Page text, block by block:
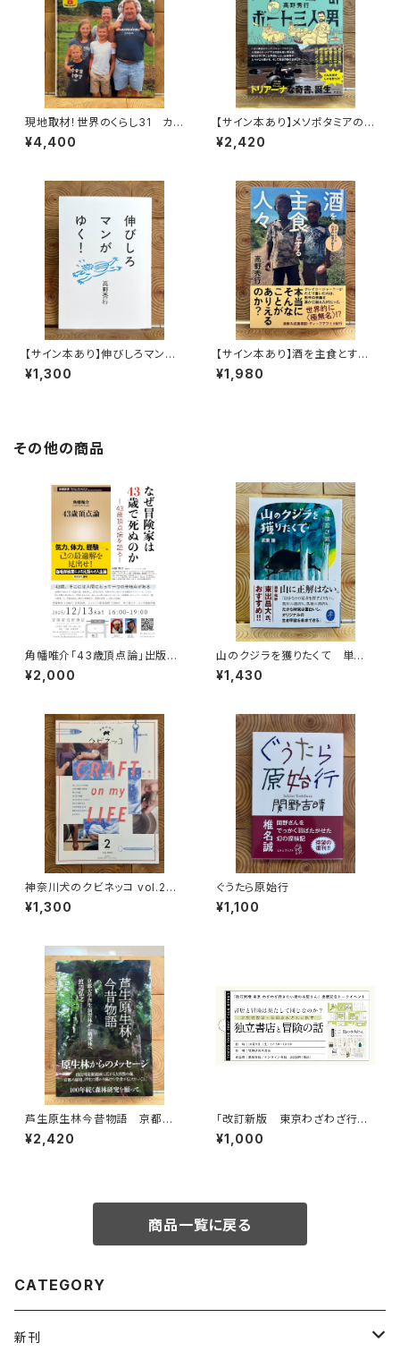
現地取材！世界のくらし31 カナ
ダ
¥4,400
【サイン本あり】メソポタミアの
ボート三人男
¥2,420
【サイン本あり】伸びしろマンが
ゆく！
¥1,300
【サイン本あり】酒を主食とする
人々 エチオピアの科学的秘境
を旅する
¥1,980
その他の商品
角幡唯介「43歳頂点論」出版記
念トークイベント録画視聴権
¥2,000
山のクジラを獲りたくて 単独
忍び猟記（文庫版）
¥1,430
神奈川犬のクビネッコ vol.2
特集：CRAFT on my LIFE
¥1,300
ぐうたら原始行
¥1,100
芦生原生林今昔物語 京都大
学芦生演習林から研究林へ
¥2,420
「改訂新版 東京わざわざ行き
たい街の本屋さん」出版記念ト
ークイベント録画視聴権
¥1,000
商品一覧に戻る
CATEGORY
新刊